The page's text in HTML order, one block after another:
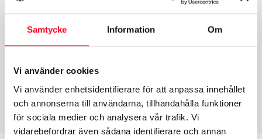
Samtycke Information Om
Vi använder cookies
Vi använder enhetsidentifierare för att anpassa innehållet
och annonserna till användarna, tillhandahålla funktioner
för sociala medier och analysera vår trafik. Vi
vidarebefordrar även sådana identifierare och annan
Group
Fälg PV/C LM
Tum
17
50
Centre Diameter
114.3
Art nummer
6487